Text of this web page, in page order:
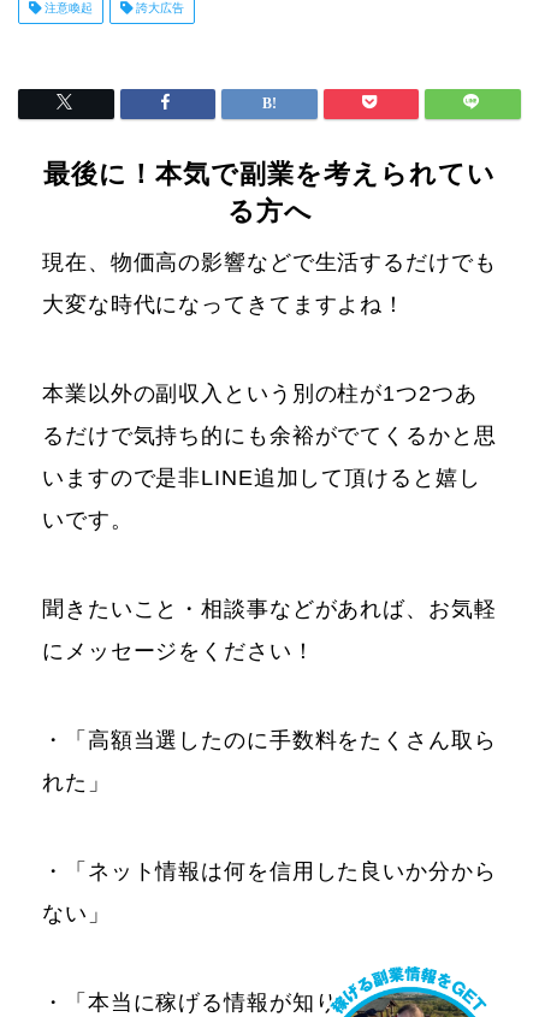
注意喚起 誇大広告
最後に！本気で副業を考えられてい
る方へ
現在、物価高の影響などで生活するだけでも
大変な時代になってきてますよね！
本業以外の副収入という別の柱が1つ2つあ
るだけで気持ち的にも余裕がでてくるかと思
いますので是非LINE追加して頂けると嬉し
いです。
聞きたいこと・相談事などがあれば、お気軽
にメッセージをください！
・「高額当選したのに手数料をたくさん取ら
れた」
・「ネット情報は何を信用した良いか分から
ない」
・「本当に稼げる情報が知りたい」